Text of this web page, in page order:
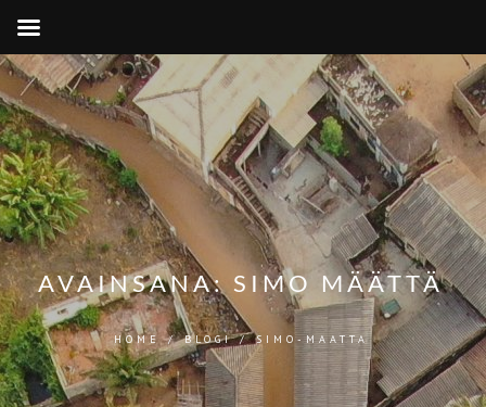
AVAINSANA: SIMO MÄÄTTÄ
HOME /BLOGI/SIMO-MAATTA